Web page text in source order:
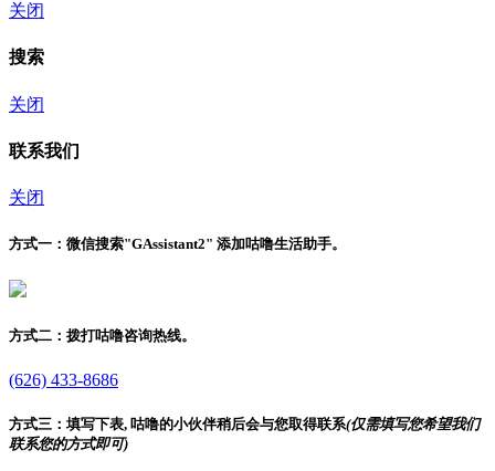
关闭
搜索
关闭
联系我们
关闭
方式一： 微信搜索"GAssistant2" 添加咕噜生活助手。
方式二： 拨打咕噜咨询热线。
(626) 433-8686
方式三： 填写下表, 咕噜的小伙伴稍后会与您取得联系(仅需填写您希望我们
联系您的方式即可)